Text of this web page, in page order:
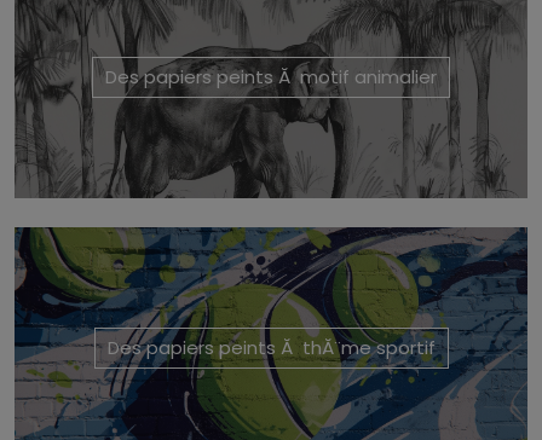
Des papiers peints Ă motif animalier
Des papiers peints Ă thĂ¨me sportif